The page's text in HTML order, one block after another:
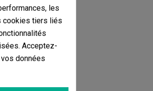
les
cookies tiers liés
Acceptez-
données